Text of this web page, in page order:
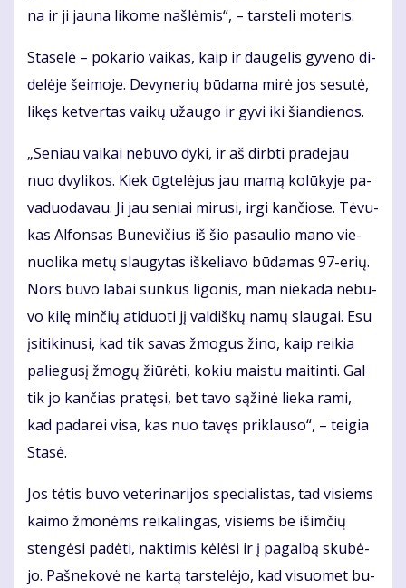
na ir ji jau­na li­ko­me naš­lė­mis“, – tars­te­li mo­te­ris.
Sta­se­lė – po­ka­rio vai­kas, kaip ir dau­ge­lis gy­ve­no di­
de­lė­je šei­mo­je. De­vy­ne­rių bū­da­ma mi­rė jos se­su­tė,
li­kęs ket­ver­tas vai­kų už­au­go ir gy­vi iki šian­die­nos.
„Se­niau vai­kai ne­bu­vo dy­ki, ir aš dirb­ti pra­dė­jau
nuo dvy­li­kos. Kiek ūg­te­lė­jus jau ma­mą ko­lū­ky­je pa­
va­duo­da­vau. Ji jau se­niai mi­ru­si, ir­gi kan­čio­se. Tė­vu­
kas Al­fon­sas Bu­ne­vi­čius iš šio pa­sau­lio ma­no vie­
nuo­li­ka me­tų slau­gy­tas iš­ke­lia­vo bū­da­mas 97-erių.
Nors bu­vo la­bai sun­kus li­go­nis, man nie­ka­da ne­bu­
vo ki­lę min­čių ati­duo­ti jį val­diš­kų na­mų slau­gai. Esu
įsi­ti­ki­nu­si, kad tik sa­vas žmo­gus ži­no, kaip rei­kia
pa­lie­gu­sį žmo­gų žiū­rė­ti, ko­kiu mais­tu mai­tin­ti. Gal
tik jo kan­čias pra­tę­si, bet ta­vo są­ži­nė lie­ka ra­mi,
kad pa­da­rei vi­sa, kas nuo ta­vęs pri­klau­so“, – tei­gia
Sta­sė.
Jos tė­tis bu­vo ve­te­ri­na­ri­jos spe­cia­lis­tas, tad vi­siems
kai­mo žmo­nėms rei­ka­lin­gas, vi­siems be iš­im­čių
sten­gė­si pa­dė­ti, nak­ti­mis kė­lė­si ir į pa­gal­bą sku­bė­
jo. Pa­šne­ko­vė ne kar­tą tars­te­lė­jo, kad vi­suo­met bu­